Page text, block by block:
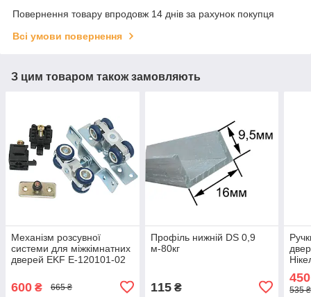
Повернення товару впродовж 14 днів за рахунок покупця
Всі умови повернення
З цим товаром також замовляють
Механізм розсувної
системи для міжкімнатних
дверей EKF E-120101-02
600 ₴ 665 ₴
Профіль нижній DS 0,9
м-80кг
115₴
450
535